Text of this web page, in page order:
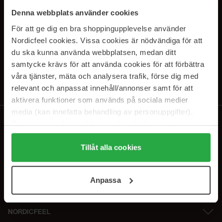
Denna webbplats använder cookies
För att ge dig en bra shoppingupplevelse använder
Nordicfeel cookies. Vissa cookies är nödvändiga för att
du ska kunna använda webbplatsen, medan ditt
samtycke krävs för att använda cookies för att förbättra
våra tjänster, mäta och analysera trafik, förse dig med
relevant och anpassat innehåll/annonser samt för att
aktivera funktioner som används på sociala medier
media (kan innefatta behandling av personuppgifter).
Genom att trycka på "Tillåt alla cookies" accepterar du
alla cookies, medan du under "Detaljer" kan anpassa
användningen av cookies. Du kan när som helst återkalla
samt vår Integritetspolicy.
Tillåt alla cookies
Anpassa
SUBSCRIBE TO OUR
NEWSLETTER
E-postadresse
Ved å abonnere godtar du vårpersonvernerklæring. Du kan melde deg
NORDICFEEL